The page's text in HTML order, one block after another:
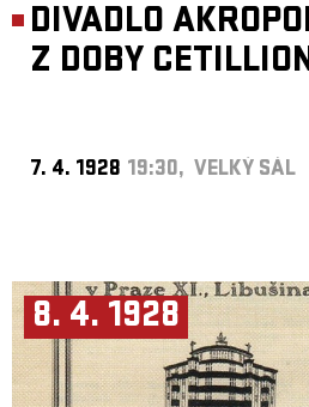
DIVADLO
Z DOBY
7. 4. 1928 19:30, VELKÝ SÁL
8. 4. 1928